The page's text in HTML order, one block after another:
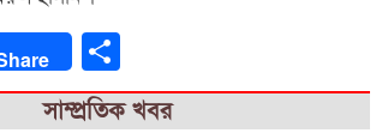
সাম্প্রতিক খবর